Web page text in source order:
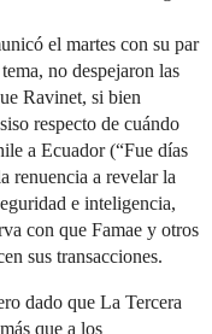
el martes con su par
no despejaron las
Ravinet, si bien
respecto de cuándo
a Ecuador (“Fue días
renuencia a revelar la
e inteligencia,
con que Famae y otros
sus transacciones.
dado que La Tercera
que a los